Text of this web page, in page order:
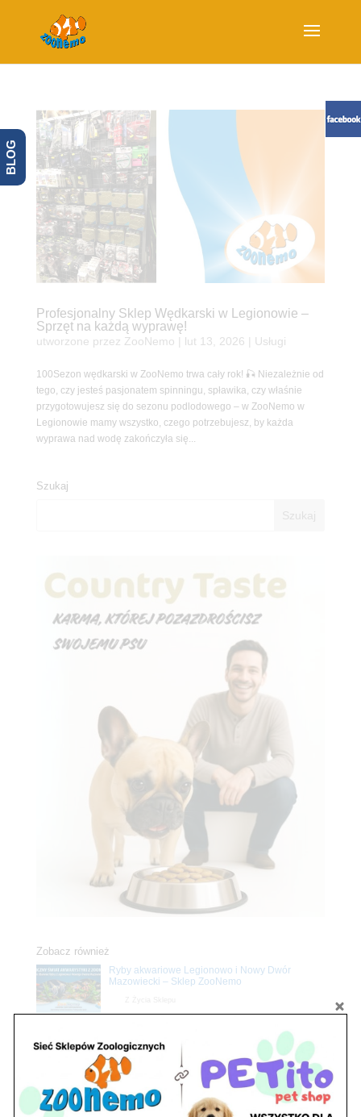
Profesjonalny Sklep Wędkarski w Legionowie –
Sprzęt na każdą wyprawę!
utworzone przez ZooNemo lut 13, 2026 Usługi
100Sezon wędkarski w ZooNemo trwa cały rok! 🎣 Niezależnie od
tego, czy jesteś pasjonatem spinningu, spławika, czy właśnie
przygotowujesz się do sezonu podlodowego – w ZooNemo w
Legionowie mamy wszystko, czego potrzebujesz, by każda
wyprawa nad wodę zakończyła się...
Szukaj
Zobacz również
Ryby akwariowe Legionowo i Nowy Dwór
Mazowiecki – Sklep ZooNemo
Z Życia Sklepu
rośliny akwariowe w ZooNemo – Legionowo i
Nowy Dwór Mazowiecki
Upały wracają! Zadbaj o komfort swojego pupila
z matami chłodzącymi ZooNemo
BLOG